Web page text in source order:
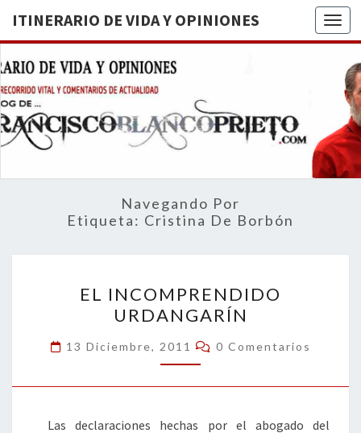
ITINERARIO DE VIDA Y OPINIONES
DE
BREVE
RECORRIDO
VITAL Y
ACTUALIDAD
Navegando Por
Etiqueta: Cristina De Borbón
INCOMPRENDIDO
URDANGARÍN
EL INCOMPRENDIDO
URDANGARÍN
13 Diciembre, 2011 Comentarios
0 Comentarios
Las declaraciones hechas por el abogado del